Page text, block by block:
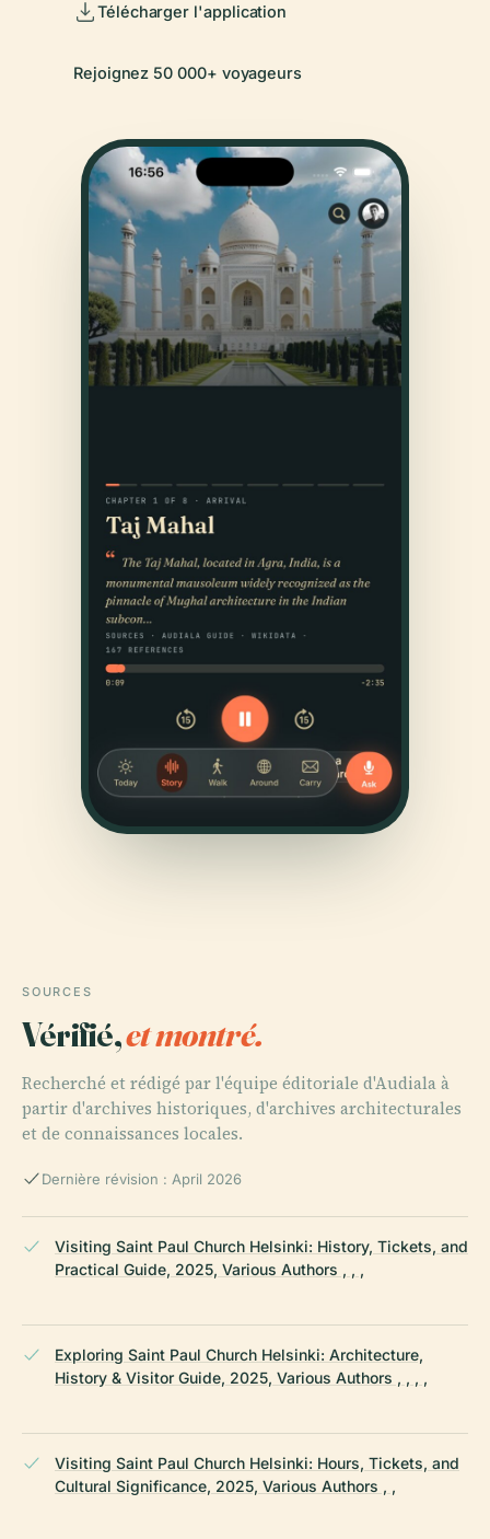
Télécharger l'application
Rejoignez 50 000+ voyageurs
SOURCES
Vérifié,et montré.
Recherché et rédigé par l'équipe éditoriale d'Audiala à
partir d'archives historiques, d'archives architecturales
et de connaissances locales.
Dernière révision : April 2026
Visiting Saint Paul Church Helsinki: History, Tickets, and
Practical Guide, 2025, Various Authors , , ,
Exploring Saint Paul Church Helsinki: Architecture,
History & Visitor Guide, 2025, Various Authors , , , ,
Visiting Saint Paul Church Helsinki: Hours, Tickets, and
Cultural Significance, 2025, Various Authors , ,